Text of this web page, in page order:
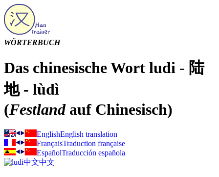
WÖRTERBUCH
Das chinesische Wort ludi - 陆
地 - lùdì
(Festlandauf Chinesisch)
EnglishEnglish translation
FrançaisTraduction française
EspañolTraducción española
中文中文